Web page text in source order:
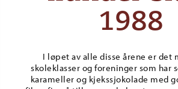
1988
I løpet av alle disse årene er det
skoleklasser og foreninger som har
karameller og kjekssjokolade med